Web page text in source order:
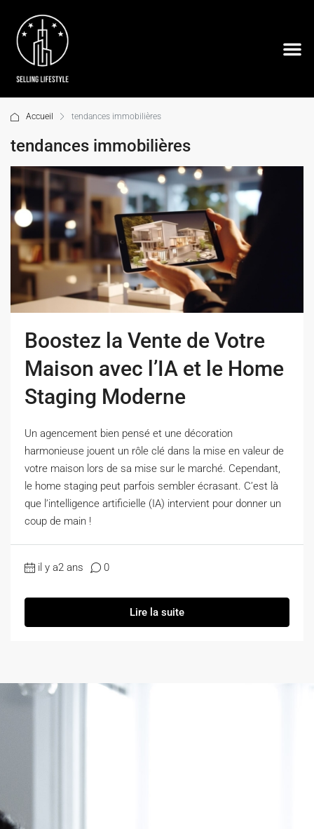
Accueil tendances immobilières
tendances immobilières
Boostez la Vente de Votre
Maison avec l’IA et le Home
Staging Moderne
Un agencement bien pensé et une décoration
harmonieuse jouent un rôle clé dans la mise en valeur de
votre maison lors de sa mise sur le marché. Cependant,
le home staging peut parfois sembler écrasant. C’est là
que l’intelligence artificielle (IA) intervient pour donner un
coup de main !
il y a2 ans 0
Lire la suite